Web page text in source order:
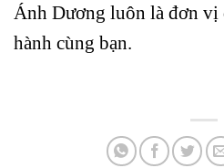
Ánh Dương luôn là đơn vị
hành cùng bạn.